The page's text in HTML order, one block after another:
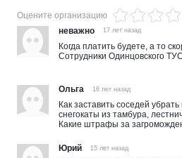
Оцените организацию
неважно
17 лет назад
Когда платить будете, а то
Сотрудники Одинцовского
Ольга 16 лет назад
Как заставить соседей
снегокаты из тамбура,
Какие штрафы за
Юрий 15 лет назад